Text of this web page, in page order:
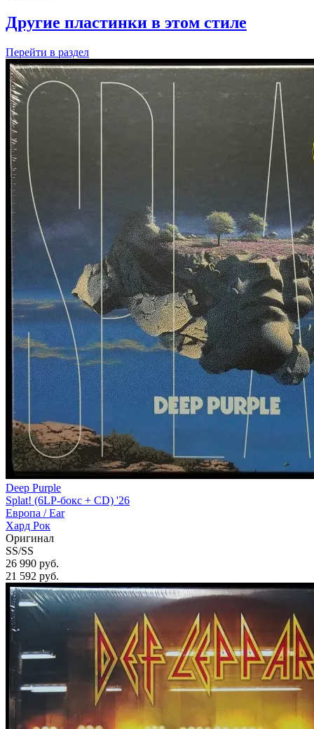
Другие пластинки в этом стиле
Перейти в раздел
Deep Purple
Splat! (6LP-бокс + CD) '26
Европа /Ear
Хард Рок
Оригинал
SS/SS
26 990 руб.
21 592 руб.